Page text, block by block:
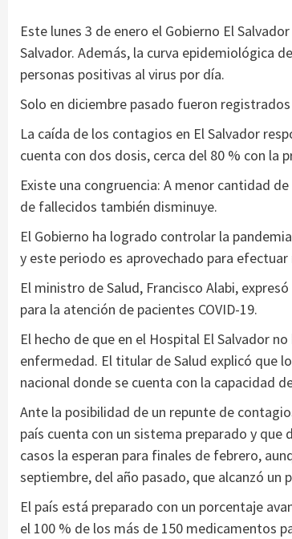
Este lunes 3 de enero el Gobierno El
Salvador. Además, la curva epidemiológica
personas positivas al virus por día.
Solo en diciembre pasado fueron
La caída de los contagios en El Salvador
cuenta con dos dosis, cerca del 80 % con la
Existe una congruencia: A menor cantidad
de fallecidos también disminuye.
El Gobierno ha logrado controlar la
y este periodo es aprovechado para
El ministro de Salud, Francisco Alabi,
para la atención de pacientes COVID-19.
El hecho de que en el Hospital El Salvador
enfermedad. El titular de Salud explicó que
nacional donde se cuenta con la capacidad
Ante la posibilidad de un repunte de
país cuenta con un sistema preparado y
casos la esperan para finales de febrero,
septiembre, del año pasado, que alcanzó un
El país está preparado con un porcentaje
el 100 % de los más de 150 medicamentos